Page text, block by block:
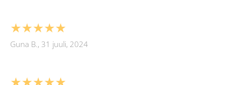
★★★★★
Guna B., 31 juuli, 2024